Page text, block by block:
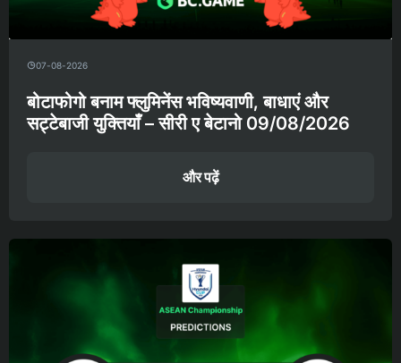
07-08-2026
बोटाफोगो बनाम फ्लुमिनेंस भविष्यवाणी, बाधाएं और
सट्टेबाजी युक्तियाँ – सीरी ए बेटानो 09/08/2026
और पढ़ें